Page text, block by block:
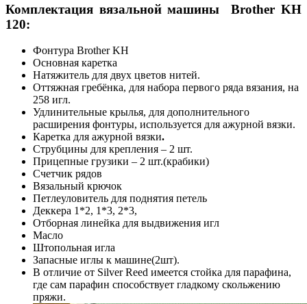
Комплектация вязальной машины Brother KH
120:
Фонтура Brother KH
Основная каретка
Натяжитель для двух цветов нитей.
Оттяжная гребёнка, для набора первого ряда вязания, на
258 игл.
Удлинительные крылья, для дополнительного
расширения фонтуры, используется для ажурной вязки.
Каретка для ажурной вязки.
Струбцины для крепления – 2 шт.
Прицепные грузики – 2 шт.(крабики)
Счетчик рядов
Вязальный крючок
Петлеуловитель для поднятия петель
Деккера 1*2, 1*3, 2*3,
Отборная линейка для выдвижения игл
Масло
Штопольная игла
Запасные иглы к машине(2шт).
В отличие от Silver Reed имеется стойка для парафина,
где сам парафин способствует гладкому скольжению
пряжи.